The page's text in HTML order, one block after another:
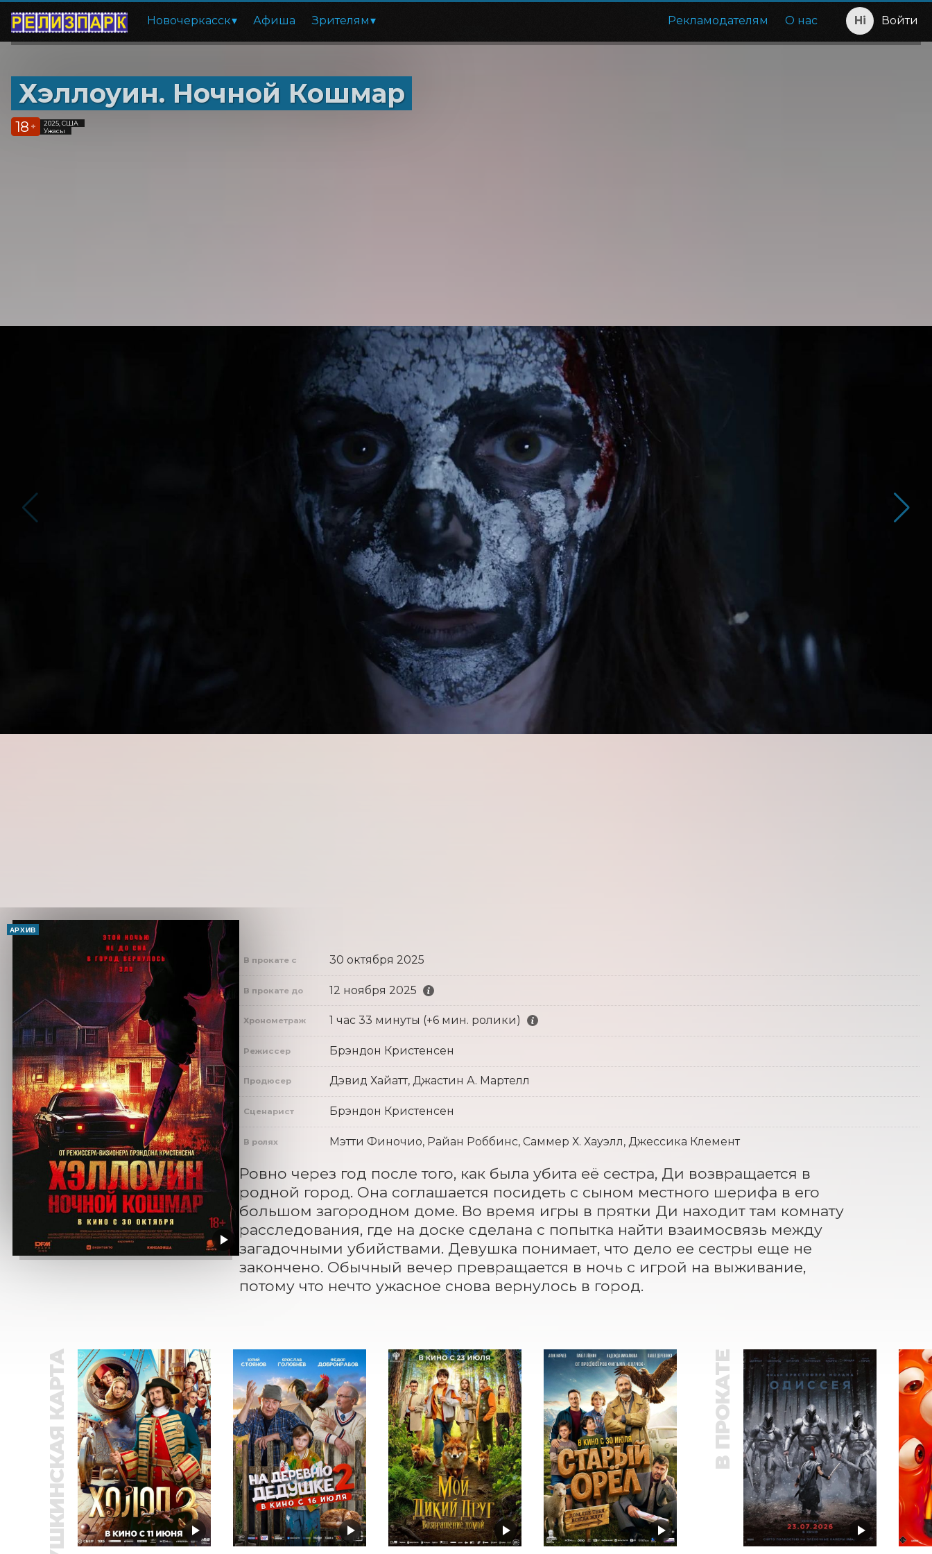
Новочеркасск Афиша Зрителям Рекламодателям О нас Войти
Хэллоуин. Ночной Кошмар
18 +
2025, США
Ужасы
АРХИВ
В прокате с 30 октября 2025
В прокате до 12 ноября 2025
Хронометраж 1 час 33 минуты (+6 мин. ролики)
Режиссер Брэндон Кристенсен
Продюсер Дэвид Хайатт, Джастин А. Мартелл
Сценарист Брэндон Кристенсен
В ролях Мэтти Финочио, Райан Роббинс, Саммер Х. Хауэлл, Джессика Клемент
Ровно через год после того, как была убита её сестра, Ди возвращается в
родной город. Она соглашается посидеть с сыном местного шерифа в его
большом загородном доме. Во время игры в прятки Ди находит там комнату
расследования, где на доске сделана с попытка найти взаимосвязь между
загадочными убийствами. Девушка понимает, что дело ее сестры еще не
закончено. Обычный вечер превращается в ночь с игрой на выживание,
потому что нечто ужасное снова вернулось в город.
ПУШКИНСКАЯ КАРТА В ПРОКАТЕ